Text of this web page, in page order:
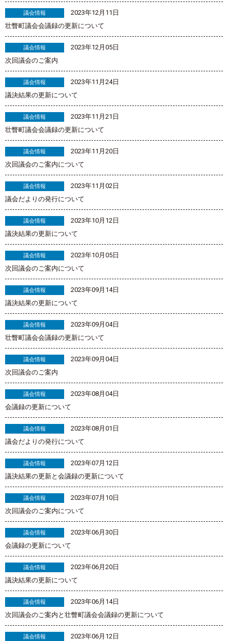
議会情報
2023年12月11日
壮瞥町議会会議録の更新について
議会情報
2023年12月05日
次回議会のご案内
議会情報
2023年11月24日
議決結果の更新について
議会情報
2023年11月21日
壮瞥町議会会議録の更新について
議会情報
2023年11月20日
次回議会のご案内について
議会情報
2023年11月02日
議会だよりの発行について
議会情報
2023年10月12日
議決結果の更新について
議会情報
2023年10月05日
次回議会のご案内について
議会情報
2023年09月14日
議決結果の更新について
議会情報
2023年09月04日
壮瞥町議会会議録の更新について
議会情報
2023年09月04日
次回議会のご案内
議会情報
2023年08月04日
会議録の更新について
議会情報
2023年08月01日
議会だよりの発行について
議会情報
2023年07月12日
議決結果の更新と会議録の更新について
議会情報
2023年07月10日
次回議会のご案内について
議会情報
2023年06月30日
会議録の更新について
議会情報
2023年06月20日
議決結果の更新について
議会情報
2023年06月14日
次回議会のご案内と壮瞥町議会会議録の更新について
議会情報 2023年06月12日